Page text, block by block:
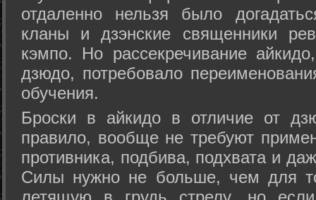
отдаленно нельзя было
кланы и дзэнские священники
кэмпо. Но рассекречивание
дзюдо, потребовало
обучения.
Броски в айкидо в отличие от
правило, вообще не требуют
противника, подбива, подхвата и
Силы нужно не больше, чем для